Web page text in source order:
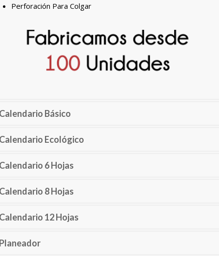
Perforación Para Colgar
Básico
Ecológico
6 Hojas
8 Hojas
12 Hojas